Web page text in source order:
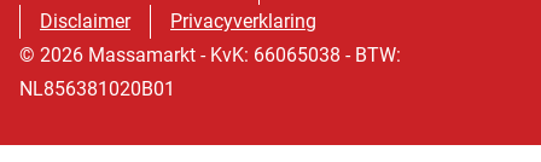
Disclaimer
Privacyverklaring
© 2026 Massamarkt - KvK: 66065038 - BTW:
NL856381020B01